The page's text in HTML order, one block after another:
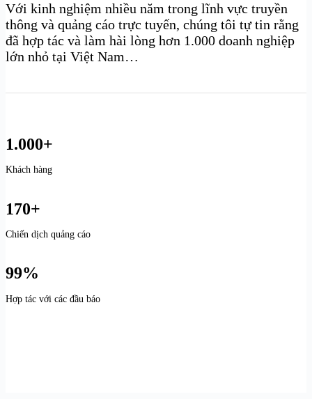
Với kinh nghiệm nhiều năm trong lĩnh vực truyền
thông và quảng cáo trực tuyến, chúng tôi tự tin rằng
đã hợp tác và làm hài lòng hơn 1.000 doanh nghiệp
lớn nhỏ tại Việt Nam…
1.000+
Khách hàng
170+
Chiến dịch quảng cáo
99%
Hợp tác với các đầu báo